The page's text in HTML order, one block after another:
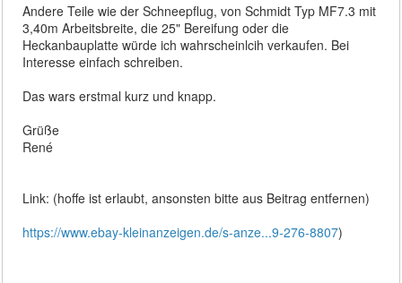
Andere Teile wie der Schneepflug, von Schmidt Typ MF7.3 mit
3,40m Arbeitsbreite, die 25" Bereifung oder die
Heckanbauplatte würde ich wahrscheinlcih verkaufen. Bei
Interesse einfach schreiben.
Das wars erstmal kurz und knapp.
Grüße
René
Link: (hoffe ist erlaubt, ansonsten bitte aus Beitrag entfernen)
https://www.ebay-kleinanzeigen.de/s-anze...9-276-8807)